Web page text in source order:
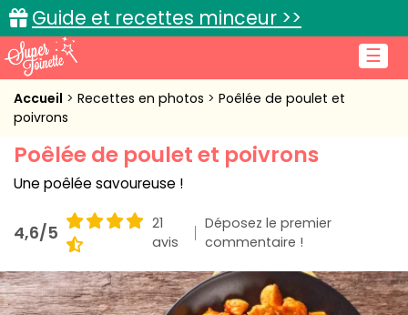
☰
Guide et recettes minceur >>
Accueil
Cuisine pratique
L'actu cuisine
Connexion
Accueil Recettes en photos
Poêlée de poulet et
poivrons
Poêlée de poulet et poivrons
Une poêlée savoureuse !
4,6/5
21
avis
Déposez le premier
commentaire !